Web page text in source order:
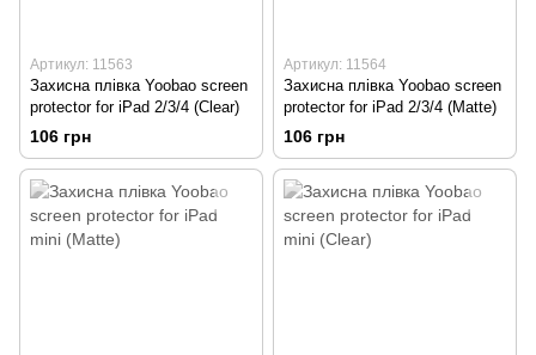
Артикул: 11563
Захисна плівка Yoobao screen
protector for iPad 2/3/4 (Clear)
106 грн
Артикул: 11564
Захисна плівка Yoobao screen
protector for iPad 2/3/4 (Matte)
106 грн